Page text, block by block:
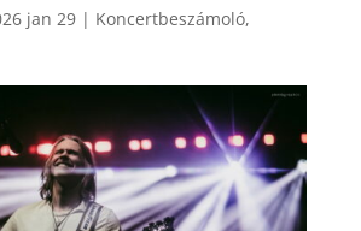
jan 29| Koncertbeszámoló,